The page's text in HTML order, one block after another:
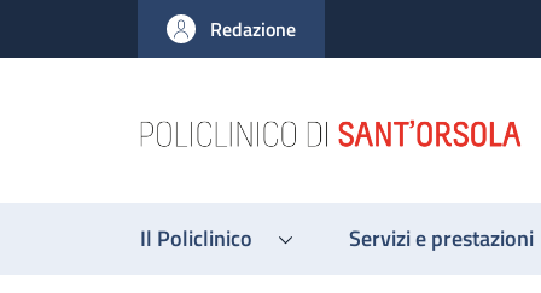
al contenuto principale
to footer content
Redazione
Il Policlinico Servizi e prestazioni